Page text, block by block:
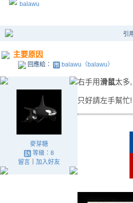
balawu
引
主要原因
回應給： balawu（balawu）
麥芽糖
等級：8
留言｜ 加入好友
右手用滑鼠太多
只好請左手幫忙!